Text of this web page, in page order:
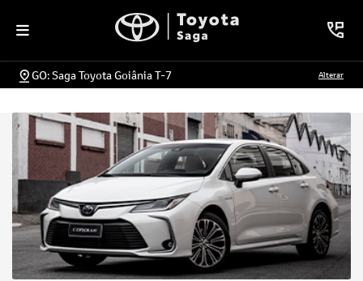
GO: Saga Toyota Goiânia T-7 Alterar